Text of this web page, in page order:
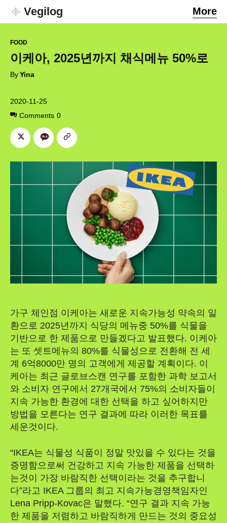
Vegilog More
2020-11-25
Comments 0
FOOD
이케아, 2025년까지 채식메뉴 50%로
ByYina
가구 체인점 이케아는 새로운 지속가능성 약속의 일
환으로 2025년까지 식당의 메뉴중 50%를 식물을
기반으로 한 제품으로 만들겠다고 발표했다. 이케아
는 또 셋트메뉴의 80%를 식물성으로 전환해 전 세
계 6억8000만 명의 고객에게 제공할 계획이다. 이
케아는 최근 글로브스캔 연구를 포함한 과학 보고서
와 소비자 연구에서 27개국에서 75%의 소비자들이
지속 가능한 환경에 대한 선택을 하고 싶어하지만
방법을 모른다는 연구 결과에 따라 이러한 목표를
세운것이다.
“IKEA는 식물성 식품이 정말 맛있을 수 있다는 것을
증명함으로써 건강하고 지속 가능한 제품을 선택하
는것이 가장 바람직한 선택이라는 것을 추구합니
다”라고 IKEA 그룹의 최고 지속가능경영책임자인
Lena Pripp-Kovac은 말했다. “연구 결과 지속 가능
한 제품을 저렴하고 바람직하게 만드는 것의 중요성